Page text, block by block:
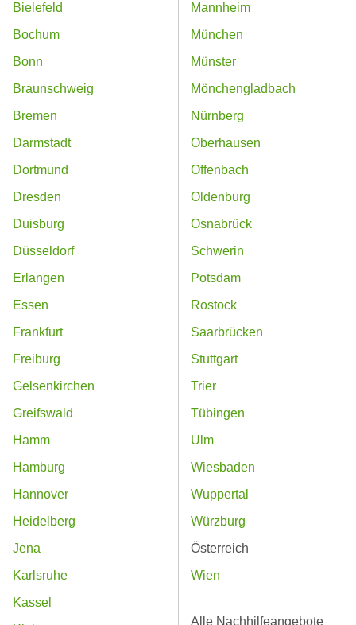
Bielefeld
Bochum
Bonn
Braunschweig
Bremen
Darmstadt
Dortmund
Dresden
Duisburg
Düsseldorf
Erlangen
Essen
Frankfurt
Freiburg
Gelsenkirchen
Greifswald
Hamm
Hamburg
Hannover
Heidelberg
Jena
Karlsruhe
Kassel
Mannheim
München
Münster
Mönchengladbach
Nürnberg
Oberhausen
Offenbach
Oldenburg
Osnabrück
Schwerin
Potsdam
Rostock
Saarbrücken
Stuttgart
Trier
Tübingen
Ulm
Wiesbaden
Wuppertal
Würzburg
Österreich
Wien
Alle Nachhilfeangebote